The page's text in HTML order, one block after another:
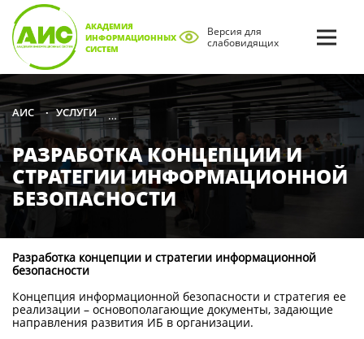
АКАДЕМИЯ
ИНФОРМАЦИОННЫХ
СИСТЕМ
Версия для
слабовидящих
АИС • УСЛУГИ • КОНСАЛТИНГ В ОБЛАСТИ
РАЗРАБОТКА КОНЦЕПЦИИ И
СТРАТЕГИИ ИНФОРМАЦИОННОЙ
БЕЗОПАСНОСТИ
Разработка концепции и стратегии информационной
безопасности
Концепция информационной безопасности и стратегия ее
реализации – основополагающие документы, задающие
направления развития ИБ в организации.